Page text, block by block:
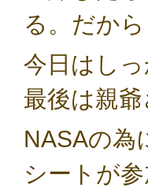
る。だか
今日はし
最後は親
NASAの為
シートが